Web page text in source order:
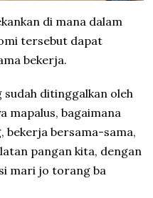
di mana dalam
tersebut dapat
bekerja.
sudah ditinggalkan oleh
mapalus, bagaimana
bersama-sama,
pangan kita, dengan
mari jo torang ba